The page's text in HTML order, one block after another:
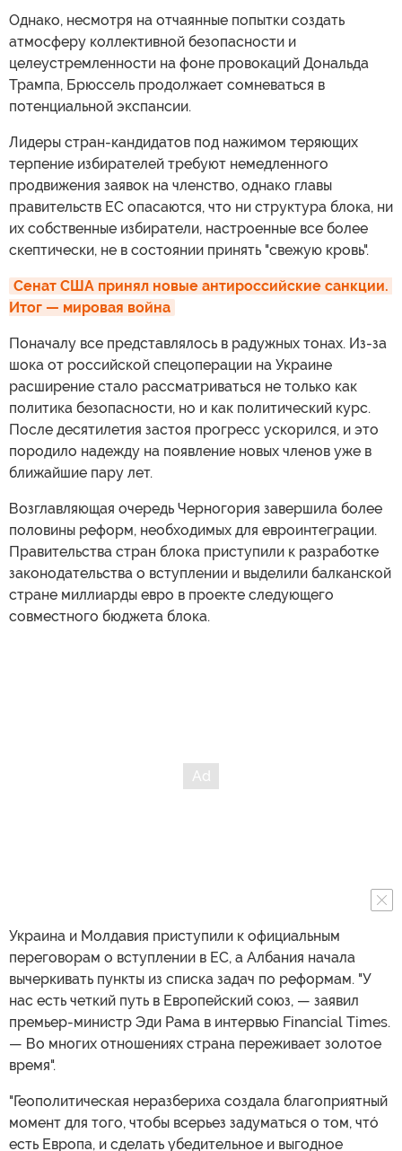
Однако, несмотря на отчаянные попытки создать
атмосферу коллективной безопасности и
целеустремленности на фоне провокаций Дональда
Трампа, Брюссель продолжает сомневаться в
потенциальной экспансии.
Лидеры стран-кандидатов под нажимом теряющих
терпение избирателей требуют немедленного
продвижения заявок на членство, однако главы
правительств ЕС опасаются, что ни структура блока, ни
их собственные избиратели, настроенные все более
скептически, не в состоянии принять "свежую кровь".
Сенат США принял новые антироссийские санкции.
Итог — мировая война
Поначалу все представлялось в радужных тонах. Из-за
шока от российской спецоперации на Украине
расширение стало рассматриваться не только как
политика безопасности, но и как политический курс.
После десятилетия застоя прогресс ускорился, и это
породило надежду на появление новых членов уже в
ближайшие пару лет.
Возглавляющая очередь Черногория завершила более
половины реформ, необходимых для евроинтеграции.
Правительства стран блока приступили к разработке
законодательства о вступлении и выделили балканской
стране миллиарды евро в проекте следующего
совместного бюджета блока.
Украина и Молдавия приступили к официальным
переговорам о вступлении в ЕС, а Албания начала
вычеркивать пункты из списка задач по реформам. "У
нас есть четкий путь в Европейский союз, — заявил
премьер-министр Эди Рама в интервью Financial Times.
— Во многих отношениях страна переживает золотое
время".
"Геополитическая неразбериха создала благоприятный
момент для того, чтобы всерьез задуматься о том, чтó
есть Европа, и сделать убедительное и выгодное